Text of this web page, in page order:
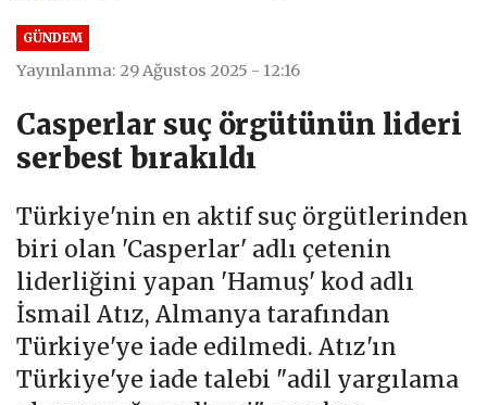
GÜNDEM
Yayınlanma: 29 Ağustos 2025 - 12:16
Casperlar suç örgütünün lideri
serbest bırakıldı
Türkiye'nin en aktif suç örgütlerinden
biri olan 'Casperlar' adlı çetenin
liderliğini yapan 'Hamuş' kod adlı
İsmail Atız, Almanya tarafından
Türkiye'ye iade edilmedi. Atız'ın
Türkiye'ye iade talebi "adil yargılama